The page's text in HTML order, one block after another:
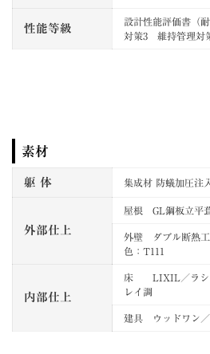
性能等級
設計性能評価書（
対策3 維持管理対
素材
躯 体 集成材 防蟻加圧注入
外部仕上
屋根 GL鋼板立平
外壁 ダブル断熱
色：T111
内部仕上
床 LIXIL／ラシ
レイ調
建具 ウッドワン／